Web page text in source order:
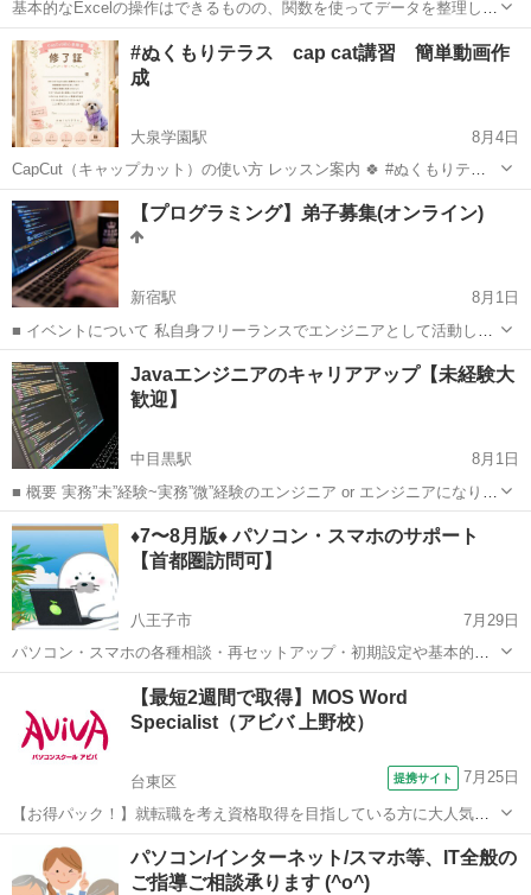
基本的なExcelの操作はできるものの、関数を使ってデータを整理した
り、見栄えや使いやすさなどの編集方法を学びたい方にオススメの講
座です。 ■学習内容■ 応用的な関数（論理関数、情報関数、財務関
数、文字列操作関数、日付/...
東京 豊島区 エクセル
#ぬくもりテラス cap cat講習 簡単動画作
成
大泉学園駅
8月4日
CapCut（キャップカット）の使い方 レッスン案内 🍀 #ぬくもりテラ
ス 📱 iPhone対応 ☕ お茶をしながら 自分の写真を使って 素敵な動画
を作る講習です♪ 💰 レッスン費用：1,500円 👥 定員：3名 ...
東京 練馬区 大泉学園駅 その他 レッスン
【プログラミング】弟子募集(オンライン)
新宿駅
8月1日
■ イベントについて 私自身フリーランスでエンジニアとして活動して
おり、様々な企業様との繋がりが増え、案件案件をお渡しすることが
できる状態になりました。 そのため案件をお渡しできるまで弟子とし
て育成し、スキルが十分につい...
東京 新宿区 プログラミング オンライン
Javaエンジニアのキャリアアップ【未経験大
歓迎】
中目黒駅
8月1日
■ 概要 実務”未”経験~実務”微”経験のエンジニア or エンジニアになりた
い方に届いてほしい！ 「頻繁に開発案件を見ているけど レベルが高い
案件ばかりで尻込みしてしまう。 だけど、経験を積んでステップアッ
プし...
東京 渋谷区 中目黒駅 プログラミング Java
♦️7〜8月版♦️ パソコン・スマホのサポート
【首都圏訪問可】
八王子市
7月29日
パソコン・スマホの各種相談・再セットアップ・初期設定や基本的な
使い方・ネット接続・バックアップ・PC自作・PCパーツ交換・ホー
ムネットワーク・セキュリティー・レンタルサーバーやドメインの購
入・独自メールアドレス・ブログやホー...
八王子市 その他
【最短2週間で取得】MOS Word
Specialist（アビバ 上野校）
台東区 提携サイト 7月25日
【お得パック！】就転職を考え資格取得を目指している方に大人気の
MOS Wordを短期集中で目指す検定対策の講座です。新規お問い合わ
せ頂いた方限定でリーズナブルな受講料で学べる人気講座です！
東京 ワード
パソコン/インターネット/スマホ等、IT全般の
ご指導ご相談承ります (^o^)